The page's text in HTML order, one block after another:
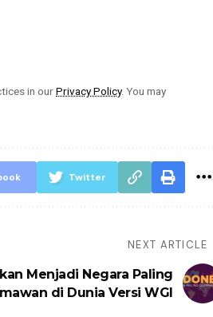
in ourPrivacy Policy. You may
Twitter
NEXT ARTICLE
Menjadi Negara Paling
di Dunia Versi WGI